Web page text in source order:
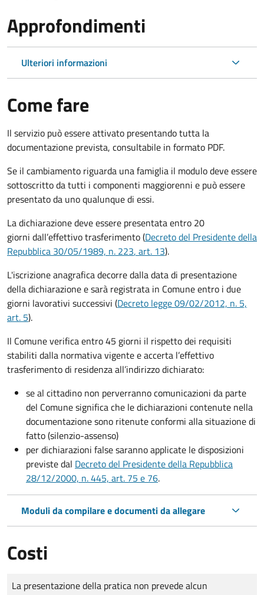
Approfondimenti
Ulteriori informazioni
Come fare
Il servizio può essere attivato presentando tutta la
documentazione prevista, consultabile in formato PDF.
Se il cambiamento riguarda una famiglia il modulo deve essere
sottoscritto da tutti i componenti maggiorenni e può essere
presentato da uno qualunque di essi.
La dichiarazione deve essere presentata entro 20
giorni dall’effettivo trasferimento (Decreto del Presidente della
Repubblica 30/05/1989, n. 223, art. 13).
L'iscrizione anagrafica decorre dalla data di presentazione
della dichiarazione e sarà registrata in Comune entro i due
giorni lavorativi successivi (Decreto legge 09/02/2012, n. 5,
art. 5).
Il Comune verifica entro45 giorni il rispetto dei requisiti
stabiliti dalla normativa vigente e accerta l’effettivo
trasferimento di residenza all’indirizzo dichiarato:
se al cittadino non perverranno comunicazioni da parte
del Comune significa che le dichiarazioni contenute nella
documentazione sono ritenute conformi alla situazione di
fatto (silenzio-assenso)
per dichiarazioni false saranno applicate le disposizioni
previste dal Decreto del Presidente della Repubblica
28/12/2000, n. 445, art. 75 e 76.
Moduli da compilare e documenti da allegare
Costi
Tipo di pagamento
Importo
La presentazione della pratica non prevede alcun